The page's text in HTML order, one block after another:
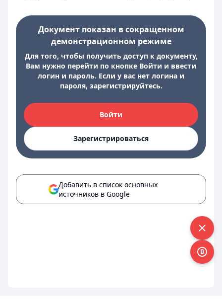
Документ показан в сокращенном
демонстрационном режиме
Для того, чтобы получить доступ к документу,
Вам нужно перейти по кнопке Войти и ввести
логин и пароль. Если у вас нет логина и
пароля, зарегистрируйтесь.
Войти
Зарегистрироваться
Добавить в список основных
источников в Google